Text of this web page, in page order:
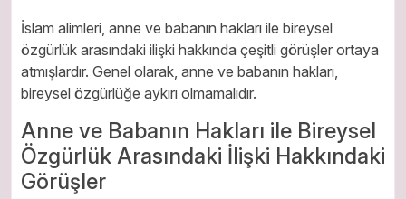
İslam alimleri, anne ve babanın hakları ile bireysel
özgürlük arasındaki ilişki hakkında çeşitli görüşler ortaya
atmışlardır. Genel olarak, anne ve babanın hakları,
bireysel özgürlüğe aykırı olmamalıdır.
Anne ve Babanın Hakları ile Bireysel
Özgürlük Arasındaki İlişki Hakkındaki
Görüşler